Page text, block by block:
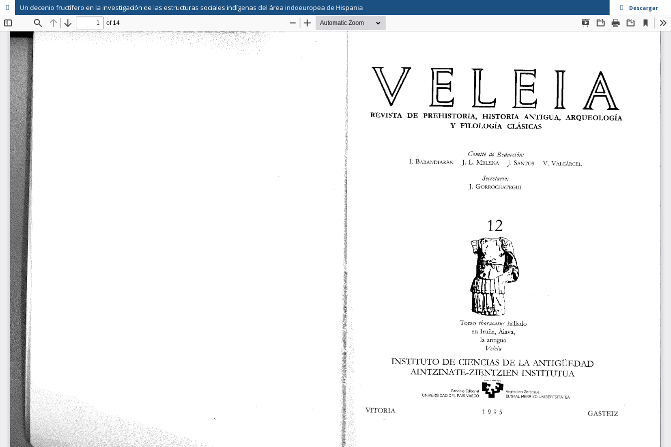
Un decenio fructífero en la investigación de las estructuras sociales indígenas del área indoeuropea de Hispania Descargar